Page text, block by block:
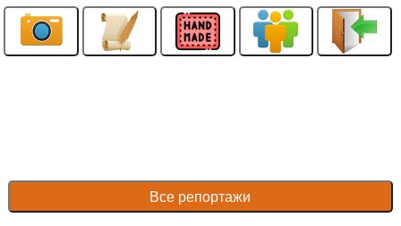
Все репортажи